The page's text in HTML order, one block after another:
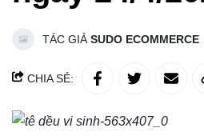
TÁC GIẢ SUDO ECOMMERCE
CHIA SẺ: